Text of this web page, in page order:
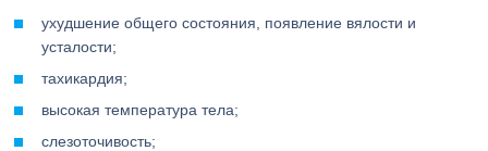
ухудшение общего состояния, появление вялости и
усталости;
тахикардия;
высокая температура тела;
слезоточивость;